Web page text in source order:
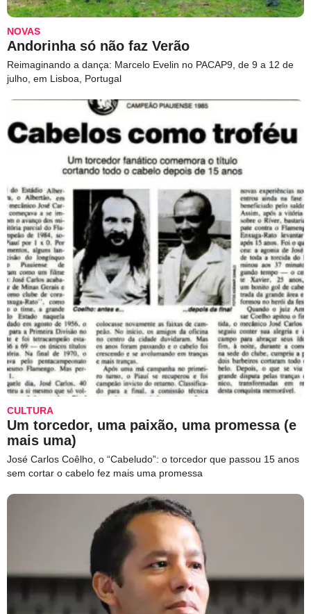
NOVAS
Andorinha só não faz Verão
Reimaginando a dança: Marcelo Evelin no PACAP9, de 9 a 12 de
julho, em Lisboa, Portugal
CULTURA
Um torcedor, uma paixão, uma promessa (e
mais uma)
José Carlos Coêlho, o “Cabeludo”: o torcedor que passou 15 anos
sem cortar o cabelo fez mais uma promessa